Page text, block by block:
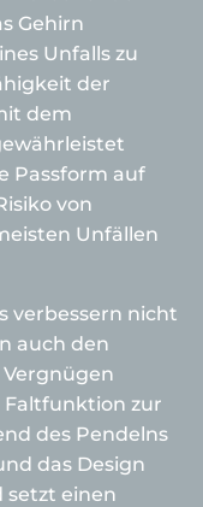
Gehirn
Unfalls zu
der
dem
Passform auf
von
Unfällen
verbessern nicht
auch den
Faltfunktion zur
des Pendelns
das Design
setzt einen